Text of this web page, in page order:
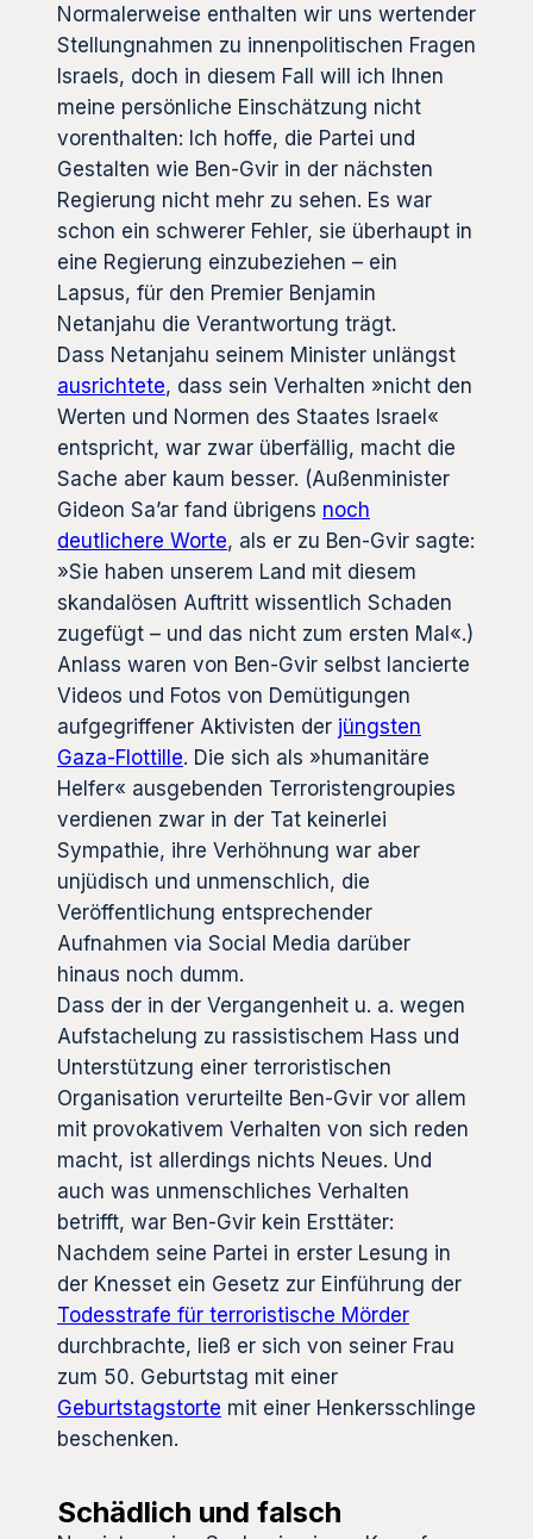
Normalerweise enthalten wir uns wertender
Stellungnahmen zu innenpolitischen Fragen
Israels, doch in diesem Fall will ich Ihnen
meine persönliche Einschätzung nicht
vorenthalten: Ich hoffe, die Partei und
Gestalten wie Ben-Gvir in der nächsten
Regierung nicht mehr zu sehen. Es war
schon ein schwerer Fehler, sie überhaupt in
eine Regierung einzubeziehen – ein
Lapsus, für den Premier Benjamin
Netanjahu die Verantwortung trägt.
Dass Netanjahu seinem Minister unlängst
ausrichtete, dass sein Verhalten »nicht den
Werten und Normen des Staates Israel«
entspricht, war zwar überfällig, macht die
Sache aber kaum besser. (Außenminister
Gideon Sa’ar fand übrigens noch
deutlichere Worte, als er zu Ben-Gvir sagte:
»Sie haben unserem Land mit diesem
skandalösen Auftritt wissentlich Schaden
zugefügt – und das nicht zum ersten Mal«.)
Anlass waren von Ben-Gvir selbst lancierte
Videos und Fotos von Demütigungen
aufgegriffener Aktivisten der jüngsten
Gaza-Flottille. Die sich als »humanitäre
Helfer« ausgebenden Terroristengroupies
verdienen zwar in der Tat keinerlei
Sympathie, ihre Verhöhnung war aber
unjüdisch und unmenschlich, die
Veröffentlichung entsprechender
Aufnahmen via Social Media darüber
hinaus noch dumm.
Dass der in der Vergangenheit u. a. wegen
Aufstachelung zu rassistischem Hass und
Unterstützung einer terroristischen
Organisation verurteilte Ben-Gvir vor allem
mit provokativem Verhalten von sich reden
macht, ist allerdings nichts Neues. Und
auch was unmenschliches Verhalten
betrifft, war Ben-Gvir kein Ersttäter:
Nachdem seine Partei in erster Lesung in
der Knesset ein Gesetz zur Einführung der
Todesstrafe für terroristische Mörder
durchbrachte, ließ er sich von seiner Frau
zum 50. Geburtstag mit einer
Geburtstagstorte mit einer Henkersschlinge
beschenken.
Schädlich und falsch